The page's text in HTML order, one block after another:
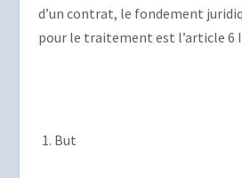
d’un contrat, le fondement
pour le traitement est l’article 6 I
But